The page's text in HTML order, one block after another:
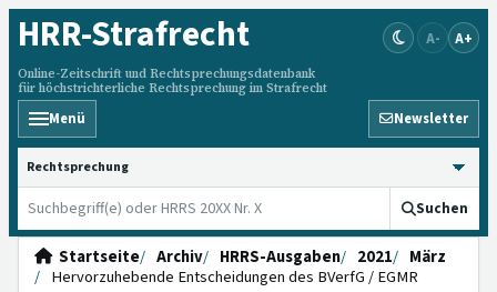
HRR-Strafrecht
Online-Zeitschrift und Rechtsprechungsdatenbank
für höchstrichterliche Rechtsprechung im Strafrecht
A- A+
Menü Newsletter
HRRS durchsuchen
Suchen
Startseite Archiv HRRS-Ausgaben 2021
März
Hervorzuhebende Entscheidungen des BVerfG / EGMR